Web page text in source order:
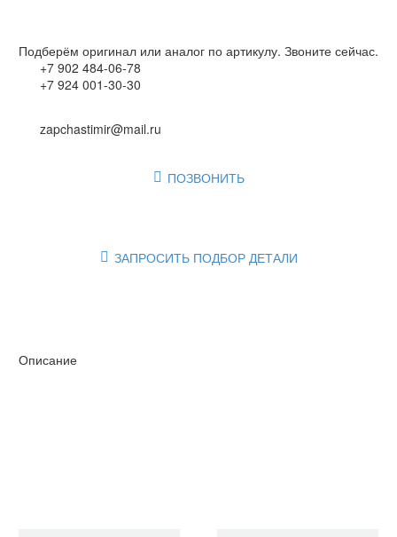
Подберём оригинал или аналог по артикулу. Звоните сейчас.
+7 902 484-06-78
+7 924 001-30-30
zapchastimir@mail.ru
 ПОЗВОНИТЬ
 ЗАПРОСИТЬ ПОДБОР ДЕТАЛИ
Описание